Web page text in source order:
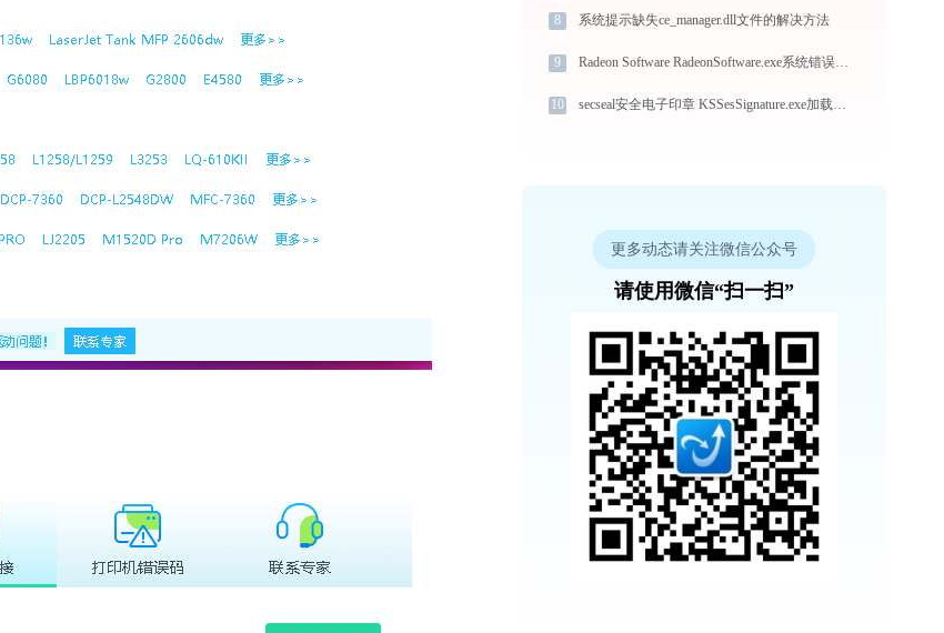
8 系统提示缺失ce_manager.dll文件的解决方法
9 Radeon Software RadeonSoftware.exe系统错误qt5network.dll丢失如何解决
10 secseal安全电子印章 KSSesSignature.exe加载tsasvrcltdll文件丢失处理办法
更多动态请关注微信公众号
请使用微信“扫一扫”